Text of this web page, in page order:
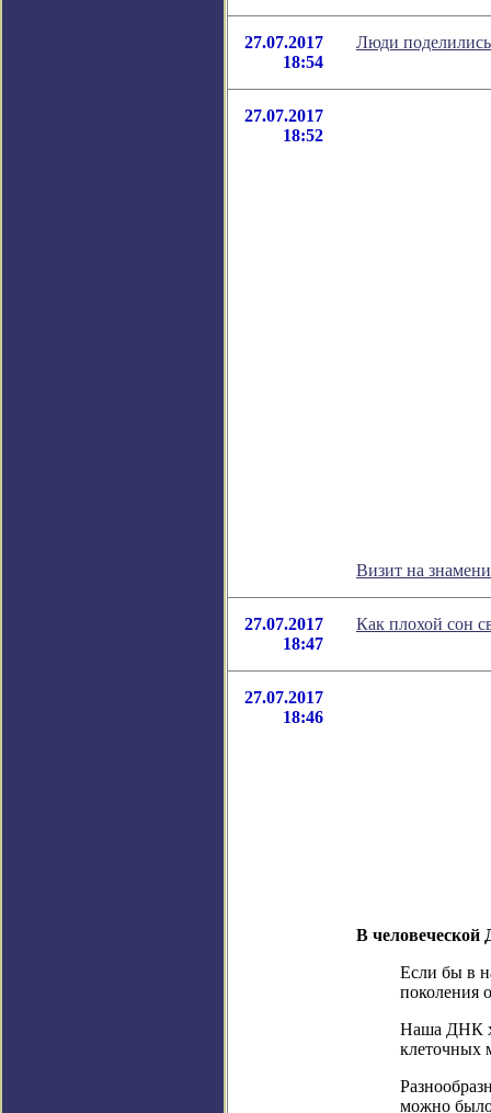
27.07.2017
18:54
Люди
27.07.2017
18:52
Визит на
27.07.2017
18:47
Как плохой сон
27.07.2017
18:46
В
Если бы в
поколения
Наша ДНК
клеточных
можно было